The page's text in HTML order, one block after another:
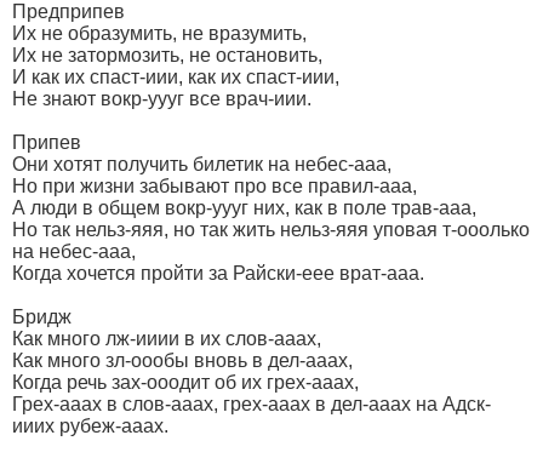
Предприпев
Их не образумить, не вразумить,
Их не затормозить, не остановить,
И как их спаст-иии, как их спаст-иии,
Не знают вокр-уууг все врач-иии.
Припев
Они хотят получить билетик на небес-ааа,
Но при жизни забывают про все правил-ааа,
А люди в общем вокр-уууг них, как в поле трав-ааа,
Но так нельз-яяя, но так жить нельз-яяя уповая т-ооолько
на небес-ааа,
Когда хочется пройти за Райски-еее врат-ааа.
Бридж
Как много лж-ииии в их слов-ааах,
Как много зл-оообы вновь в дел-ааах,
Когда речь зах-ооодит об их грех-ааах,
Грех-ааах в слов-ааах, грех-ааах в дел-ааах на Адск-
ииих рубеж-ааах.